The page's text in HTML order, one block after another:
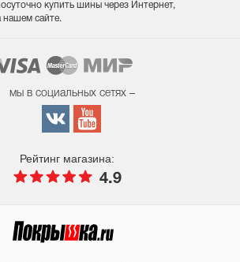
купить шины через Интернет,
нашем сайте.
мы в социальных сетях –
Рейтинг магазина:
4.9